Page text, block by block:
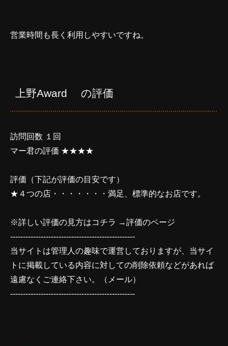
営業時間も長く利用しやすいですね。
上野Award の評価
訪問回数 １回
マー君の評価 ★★★★
評価（下記が評価の目安です）
★４つの店・・・・・・・満足、標準的なお店です。
※詳しい評価の見方はコチラ →評価のページ
-------------------------------------------------
当サイトは管理人の趣味で運営しておりますが、当サイ
トに掲載している内容に対しての削除依頼などがあれば
遠慮なくご連絡下さい。（ メール）
-------------------------------------------------